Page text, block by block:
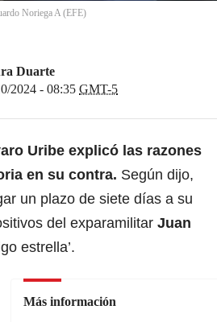
Noriega A (EFE)
Duarte
2024 - 08:35 GMT-5
Uribe explicó las razones
en su contra. Según dijo,
un plazo de siete días a su
del exparamilitar Juan
estrella’.
Más información